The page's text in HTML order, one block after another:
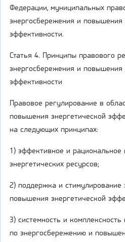
Федерации, муниципальных
энергосбережения и повышения
эффективности.
Статья 4. Принципы правового
энергосбережения и повышения
эффективности
Правовое регулирование в
повышения энергетической
на следующих принципах:
1) эффективное и рациональное
энергетических ресурсов;
2) поддержка и стимулирование
повышения энергетической
3) системность и
по энергосбережению и